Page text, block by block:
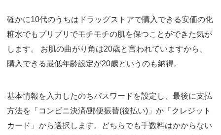
確かに10代のうちはドラッグストアで購入できる安価の化
粧水でもプリプリでモチモチの肌を保つことができた気が
します。 お肌の曲がり角は20歳と言われていますから、
購入できる最低年齢設定が20歳というのも納得。
基本情報を入力したのちパスワードを設定し、最後に支払
方法を「コンビニ決済/郵便振替(後払い)」か「クレジット
カード」から選択します。どちらでも手数料はかからない